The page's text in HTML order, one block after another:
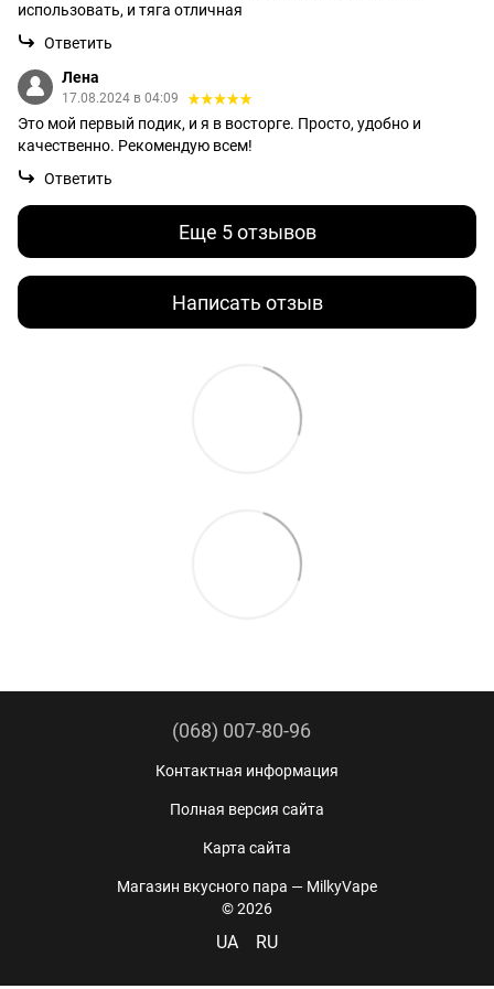
использовать, и тяга отличная
Ответить
Лена
17.08.2024 в 04:09
Это мой первый подик, и я в восторге. Просто, удобно и
качественно. Рекомендую всем!
Ответить
Еще 5 отзывов
Написать отзыв
(068) 007-80-96
Контактная информация
Полная версия сайта
Карта сайта
Магазин вкусного пара — MilkyVape
© 2026
UA RU